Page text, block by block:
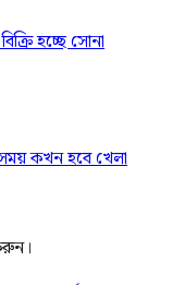
হচ্ছে সোনা
সময় কখন হবে খেলা